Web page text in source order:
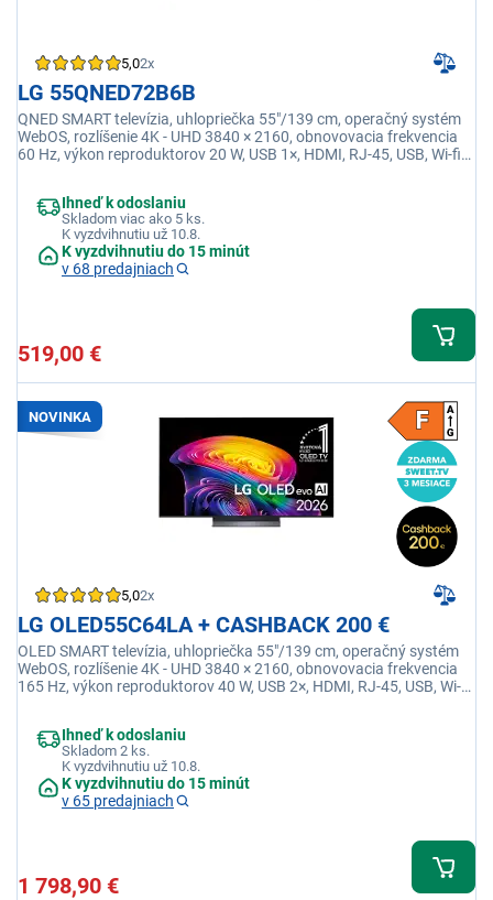
5,02x
LG 55QNED72B6B
QNED SMART televízia, uhlopriečka 55"/139 cm, operačný systém
WebOS, rozlíšenie 4K - UHD 3840 × 2160, obnovovacia frekvencia
60 Hz, výkon reproduktorov 20 W, USB 1×, HDMI, RJ-45, USB, Wi-fi
Ihneď k odoslaniu
Skladom viac ako 5 ks.
K vyzdvihnutiu už 10.8.
K vyzdvihnutiu do 15 minút
v 68 predajniach
519,00 €
NOVINKA
5,02x
LG OLED55C64LA + CASHBACK 200 €
OLED SMART televízia, uhlopriečka 55"/139 cm, operačný systém
WebOS, rozlíšenie 4K - UHD 3840 × 2160, obnovovacia frekvencia
165 Hz, výkon reproduktorov 40 W, USB 2×, HDMI, RJ-45, USB, Wi-fi
Ihneď k odoslaniu
Skladom 2 ks.
K vyzdvihnutiu už 10.8.
K vyzdvihnutiu do 15 minút
v 65 predajniach
1 798,90 €